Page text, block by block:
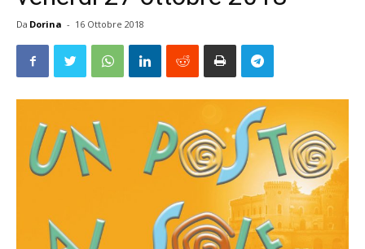
Da Dorina - 16 Ottobre 2018